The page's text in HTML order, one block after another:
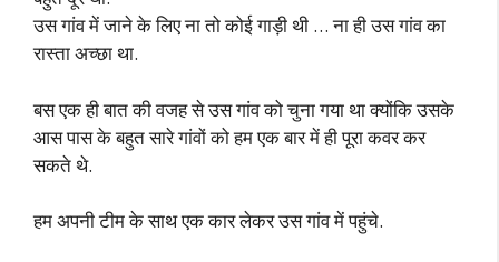
उस गांव में जाने के लिए ना तो कोई गाड़ी थी … ना ही उस गांव का
रास्ता अच्छा था.
बस एक ही बात की वजह से उस गांव को चुना गया था क्योंकि उसके
आस पास के बहुत सारे गांवों को हम एक बार में ही पूरा कवर कर
सकते थे.
हम अपनी टीम के साथ एक कार लेकर उस गांव में पहुंचे.